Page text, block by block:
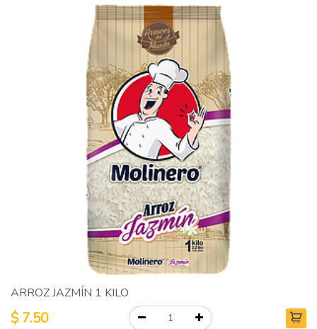
ARROZ JAZMÍN 1 KILO
$7.50